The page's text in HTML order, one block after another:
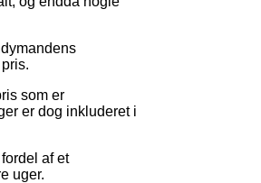
som er
er dog inkluderet i
af et
uger.